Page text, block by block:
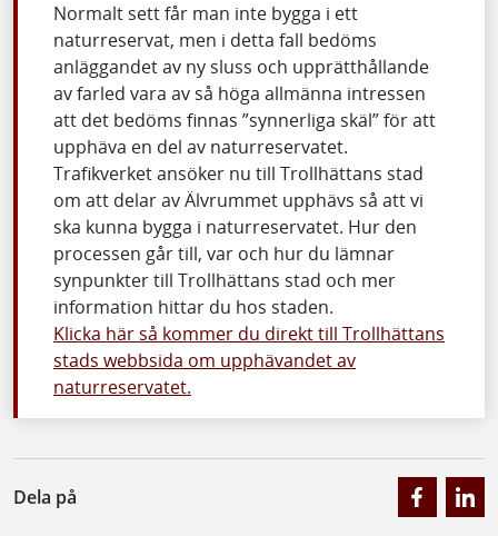
Normalt sett får man inte bygga i ett
naturreservat, men i detta fall bedöms
anläggandet av ny sluss och upprätthållande
av farled vara av så höga allmänna intressen
att det bedöms finnas ”synnerliga skäl” för att
upphäva en del av naturreservatet.
Trafikverket ansöker nu till Trollhättans stad
om att delar av Älvrummet upphävs så att vi
ska kunna bygga i naturreservatet. Hur den
processen går till, var och hur du lämnar
synpunkter till Trollhättans stad och mer
information hittar du hos staden.
Klicka här så kommer du direkt till Trollhättans
stads webbsida om upphävandet av
naturreservatet.
Dela på